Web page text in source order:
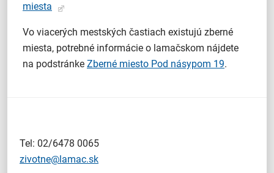
miesta
Vo viacerých mestských častiach existujú zberné
miesta, potrebné informácie o lamačskom nájdete
na podstránke Zberné miesto Pod násypom 19.
Tel: 02/6478 0065
zivotne@lamac.sk